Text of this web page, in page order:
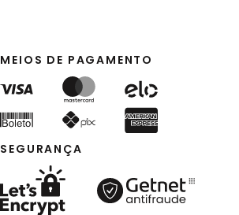
MEIOS DE PAGAMENTO
SEGURANÇA